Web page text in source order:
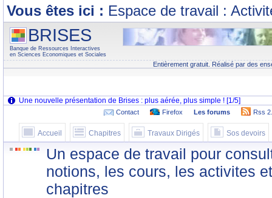
Vous êtes ici : Espace de travail :
BRISES
Banque de Ressources Interactives
en Sciences Economiques et Sociales
Entièrement gratuit. Réalisé par des
Contact Firefox Les forums Rss
Accueil Chapitres Travaux Dirigés Sos devoirs
Un espace de travail pour
notions, les cours, les activites
chapitres